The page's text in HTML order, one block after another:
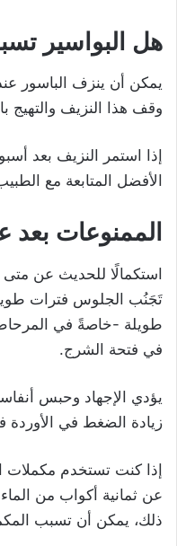
هل البواسير
يمكن أن ينزف الباسور
وقف هذا النزيف والتهيج
إذا استمر النزيف بعد
الأفضل المتابعة مع
الممنوعات بعد
استكمالًا للحديث عن متى
تَجَنُب الجلوس فترات
طويلة -خاصةً في
في فتحة الشرج.
يؤدي الإجهاد وحبس
زيادة الضغط في
إذا كنت تستخدم مكملات
عن ثمانية أكواب من
ذلك، يمكن أن تسبب